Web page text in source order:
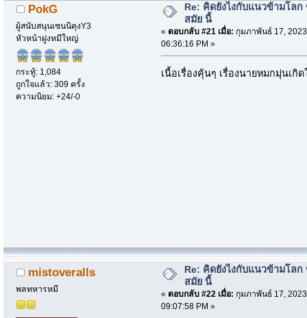
PokG
ผู้สนับสนุนเซนนิคุงY3
หัวหน้าฝูงหมีใหญ่
กระทู้: 1,084
ถูกใจแล้ว: 309 ครั้ง
ความนิยม: +24/-0
Re: คิดยังไงกับแนวข้ามโลก
สมัย นี้
« ตอบกลับ #21 เมื่อ: กุมภาพันธ์ 17,
06:36:16 PM »
เนื้อเรื่องคุ้นๆ เรื่องนายหมกมุ่นเกิ
mistoveralls
พลทหารหมี
Re: คิดยังไงกับแนวข้ามโลก
สมัย นี้
« ตอบกลับ #22 เมื่อ: กุมภาพันธ์ 17,
09:07:58 PM »